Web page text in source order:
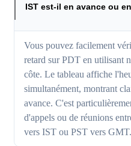
IST est-il en avance ou
Vous pouvez facilement
retard sur PDT en utilisant
côte. Le tableau affiche
simultanément, montrant
avance. C'est
d'appels ou de réunions
vers IST ou PST vers GMT.